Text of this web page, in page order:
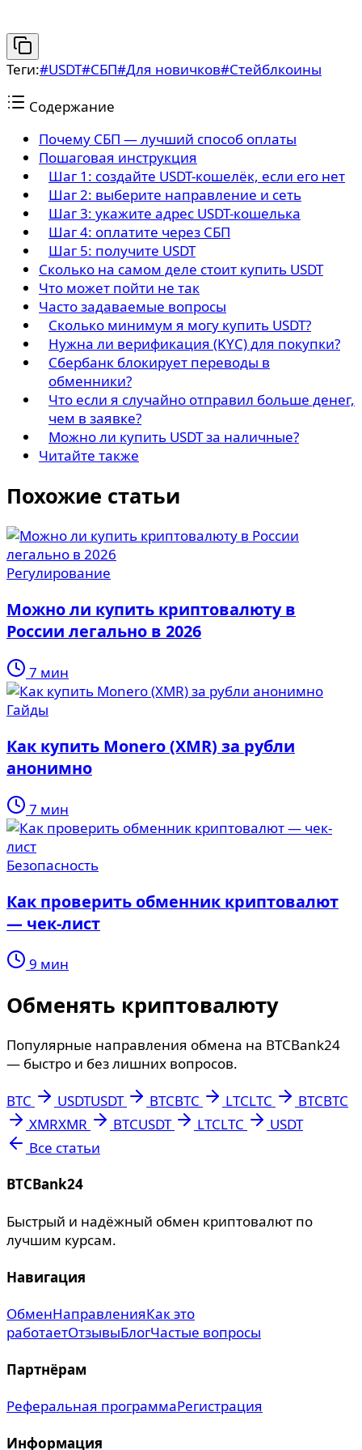
Теги:#USDT#СБП#Для новичков#Стейблкоины
Содержание
Почему СБП — лучший способ оплаты
Пошаговая инструкция
Шаг 1: создайте USDT-кошелёк, если его нет
Шаг 2: выберите направление и сеть
Шаг 3: укажите адрес USDT-кошелька
Шаг 4: оплатите через СБП
Шаг 5: получите USDT
Сколько на самом деле стоит купить USDT
Что может пойти не так
Часто задаваемые вопросы
Сколько минимум я могу купить USDT?
Нужна ли верификация (KYC) для покупки?
Сбербанк блокирует переводы в
обменники?
Что если я случайно отправил больше денег,
чем в заявке?
Можно ли купить USDT за наличные?
Читайте также
Похожие статьи
Регулирование
Можно ли купить криптовалюту в
России легально в 2026
7 мин
Гайды
Как купить Monero (XMR) за рубли
анонимно
7 мин
Безопасность
Как проверить обменник криптовалют
— чек-лист
9 мин
Обменять криптовалюту
Популярные направления обмена на BTCBank24
— быстро и без лишних вопросов.
BTC
USDTUSDT BTCBTC LTCLTC BTCBTC
XMRXMR BTCUSDT LTCLTC
USDT
Все статьи
BTCBank24
Быстрый и надёжный обмен криптовалют по
лучшим курсам.
Навигация
ОбменНаправленияКак это
работаетОтзывыБлогЧастые вопросы
Партнёрам
Реферальная программаРегистрация
Информация